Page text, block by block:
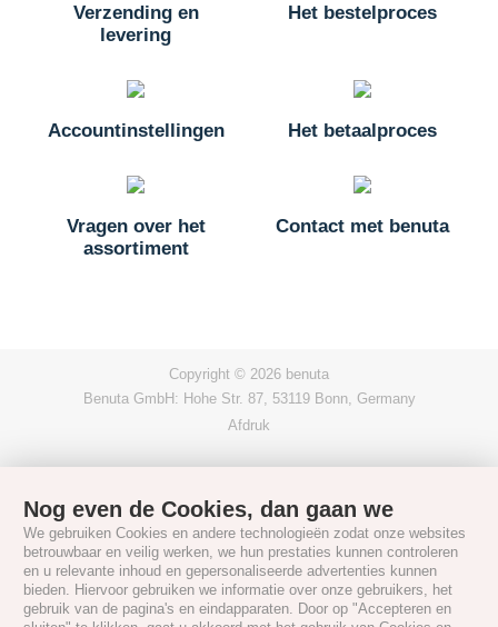
Verzending en
levering
Het bestelproces
Accountinstellingen Het betaalproces
Vragen over het
assortiment
Contact met benuta
Copyright © 2026 benuta
Benuta GmbH: Hohe Str. 87, 53119 Bonn, Germany
Afdruk
Nog even de Cookies, dan gaan we
We gebruiken Cookies en andere technologieën zodat onze websites
betrouwbaar en veilig werken, we hun prestaties kunnen controleren
en u relevante inhoud en gepersonaliseerde advertenties kunnen
bieden. Hiervoor gebruiken we informatie over onze gebruikers, het
gebruik van de pagina's en eindapparaten. Door op "Accepteren en